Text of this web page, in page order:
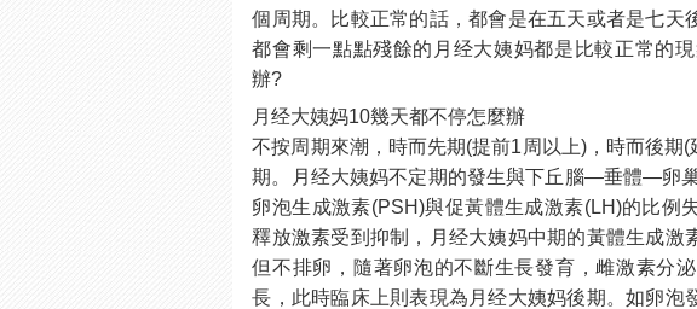
個周期。比較正常的話，都會是在五天或者是七天
都會剩一點點殘餘的月经大姨妈都是比較正常的
辦?
月经大姨妈10幾天都不停怎麼辦
不按周期來潮，時而先期(提前1周以上)，時而後期
期。月经大姨妈不定期的發生與下丘腦—垂體—卵
卵泡生成激素(PSH)與促黃體生成激素(LH)的比例
釋放激素受到抑制，月经大姨妈中期的黃體生成激
但不排卵，隨著卵泡的不斷生長發育，雌激素分
長，此時臨床上則表現為月经大姨妈後期。如卵泡